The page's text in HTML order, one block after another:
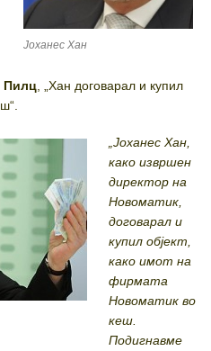
Јоханес Хан
Пилц , „Хан договарал и купил
„Јоханес Хан,
како извршен
директор на
Новоматик,
договарал и
купил објект,
како имот на
фирмата
Новоматик во
кеш.
Подигнавме